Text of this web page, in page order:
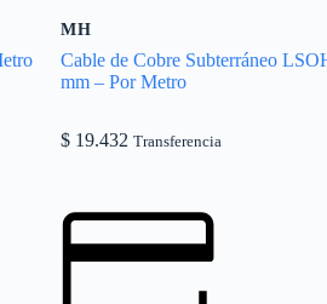
MH
Cable de Cobre Subterráneo
mm – Por Metro
$19.432 Transferencia